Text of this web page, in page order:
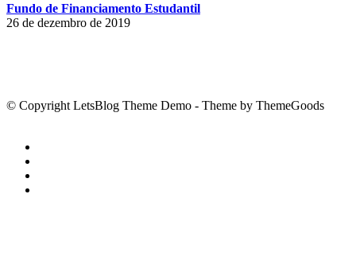
Fundo de Financiamento Estudantil
26 de dezembro de 2019
© Copyright LetsBlog Theme Demo - Theme by ThemeGoods